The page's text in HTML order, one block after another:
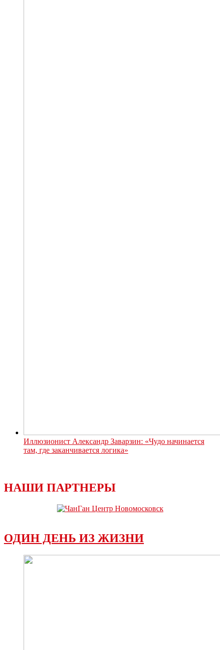
Иллюзионист Александр Заварзин: «Чудо начинается
там, где заканчивается логика»
НАШИ ПАРТНЕРЫ
ОДИН ДЕНЬ ИЗ ЖИЗНИ